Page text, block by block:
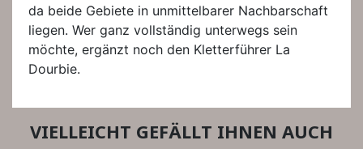
da beide Gebiete in unmittelbarer Nachbarschaft
liegen. Wer ganz vollständig unterwegs sein
möchte, ergänzt noch den Kletterführer La
Dourbie.
VIELLEICHT GEFÄLLT IHNEN AUCH